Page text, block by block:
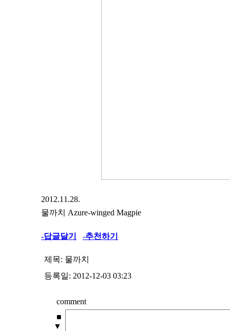
‎2012.11.28.
물까치 Azure-winged Magpie
-답글달기 -추천하기
제목: 물까치
등록일: 2012-12-03 03:23
comment
■
▼